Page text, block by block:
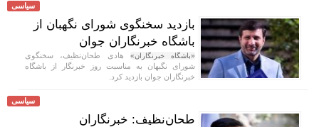
سیاسی
بازدید سخنگوی شورای نگهبان از
باشگاه خبرنگاران جوان
«باشگاه خبرنگاران» هادی طحان‌نظیف، سخنگوی
شورای نگبهان به مناسبت روز خبرنگار از باشگاه
خبرنگاران جوان بازدید کرد.
سیاسی
طحان‌نظیف: خبرنگاران